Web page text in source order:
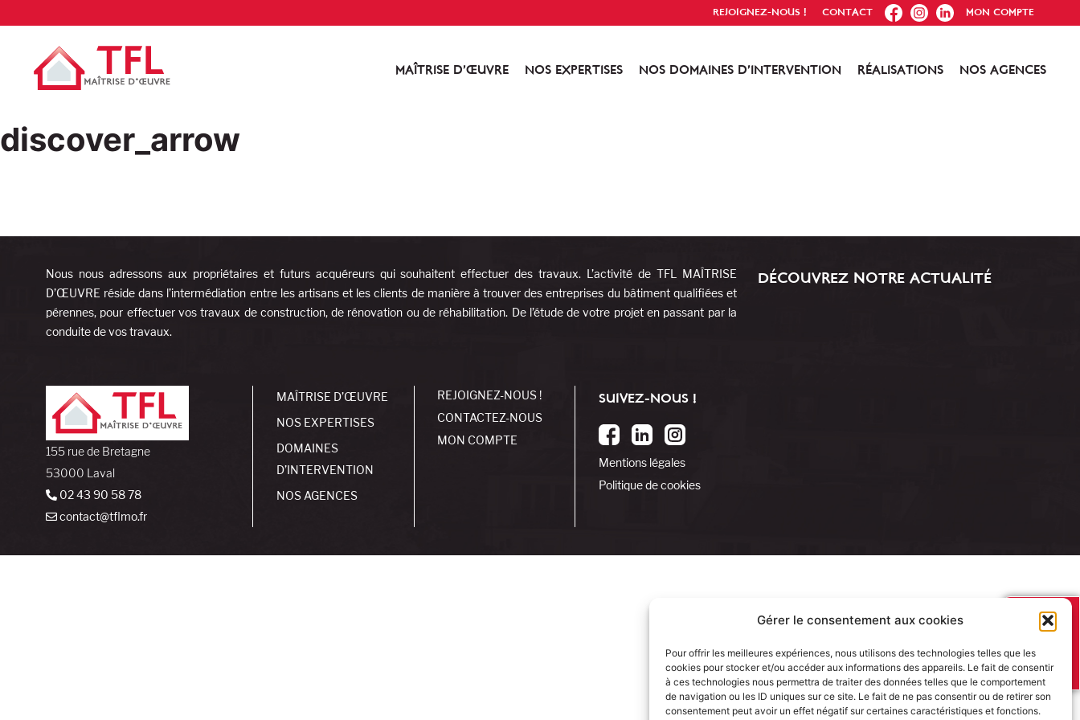
Gérer le consentement aux cookies
Pour offrir les meilleures expériences, nous utilisons des technologies telles que les
cookies pour stocker et/ou accéder aux informations des appareils. Le fait de consentir
à ces technologies nous permettra de traiter des données telles que le comportement
de navigation ou les ID uniques sur ce site. Le fait de ne pas consentir ou de retirer son
consentement peut avoir un effet négatif sur certaines caractéristiques et fonctions.
REJOIGNEZ-NOUS ! CONTACT FB IG IN MON COMPTE
MAÎTRISE D’ŒUVRE NOS EXPERTISES NOS DOMAINES D’INTERVENTION RÉALISATIONS NOS AGENCES
discover_arrow
Nous nous adressons aux propriétaires et futurs acquéreurs qui souhaitent effectuer des travaux. L’activité de TFL MAÎTRISE
D’ŒUVRE réside dans l’intermédiation entre les artisans et les clients de manière à trouver des entreprises du bâtiment qualifiées et
pérennes, pour effectuer vos travaux de construction, de rénovation ou de réhabilitation. De l’étude de votre projet en passant par la
conduite de vos travaux.
155 rue de Bretagne
53000 Laval
02 43 90 58 78
contact@tflmo.fr
MAÎTRISE D’ŒUVRE
NOS EXPERTISES
DOMAINES
D’INTERVENTION
NOS AGENCES
REJOIGNEZ-NOUS !
CONTACTEZ-NOUS
MON COMPTE
SUIVEZ-NOUS !
Mentions légales
Politique de cookies
DÉCOUVREZ NOTRE ACTUALITÉ
J’AI UN
PROJET